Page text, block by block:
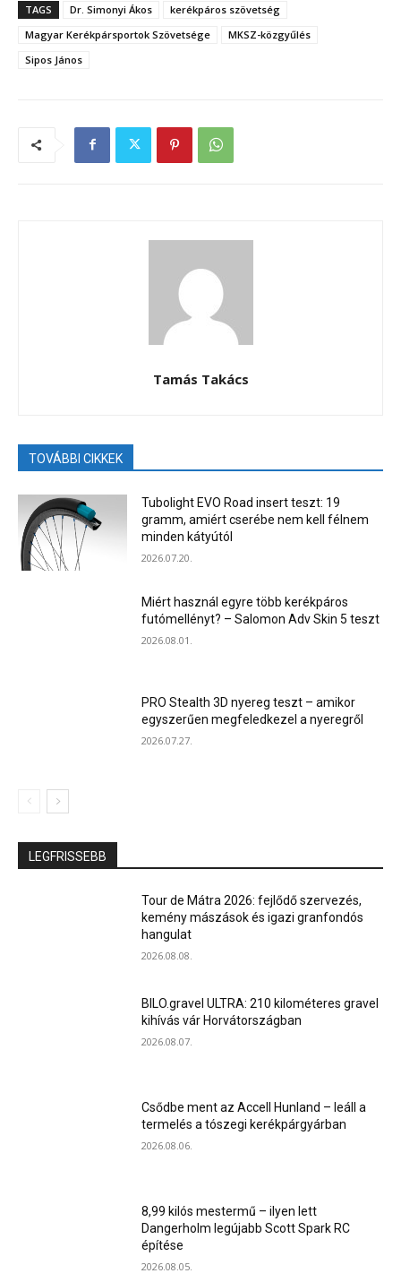
TAGS Dr. Simonyi Ákos
kerékpáros szövetség
Magyar Kerékpársportok Szövetsége
MKSZ-közgyűlés
Sipos János
Tamás Takács
TOVÁBBI CIKKEK
Tubolight EVO Road insert teszt: 19
gramm, amiért cserébe nem kell félnem
minden kátyútól
2026.07.20.
Miért használ egyre több kerékpáros
futómellényt? – Salomon Adv Skin 5 teszt
2026.08.01.
PRO Stealth 3D nyereg teszt – amikor
egyszerűen megfeledkezel a nyeregről
2026.07.27.
LEGFRISSEBB
Tour de Mátra 2026: fejlődő szervezés,
kemény mászások és igazi granfondós
hangulat
2026.08.08.
BILO.gravel ULTRA: 210 kilométeres gravel
kihívás vár Horvátországban
2026.08.07.
Csődbe ment az Accell Hunland – leáll a
termelés a tószegi kerékpárgyárban
2026.08.06.
8,99 kilós mestermű – ilyen lett
Dangerholm legújabb Scott Spark RC
építése
2026.08.05.